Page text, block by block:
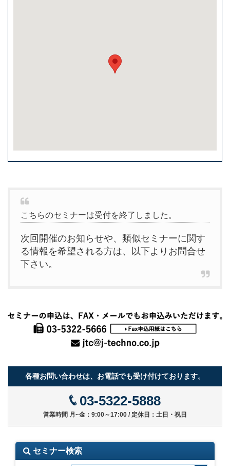
こちらのセミナーは受付を終了しました。
次回開催のお知らせや、類似セミナーに関す
る情報を希望される方は、以下よりお問合せ
下さい。
各種お問い合わせは、お電話でも受け付けております。
03-5322-5888
営業時間 月~金：9:00～17:00 / 定休日：土日・祝日
セミナー検索